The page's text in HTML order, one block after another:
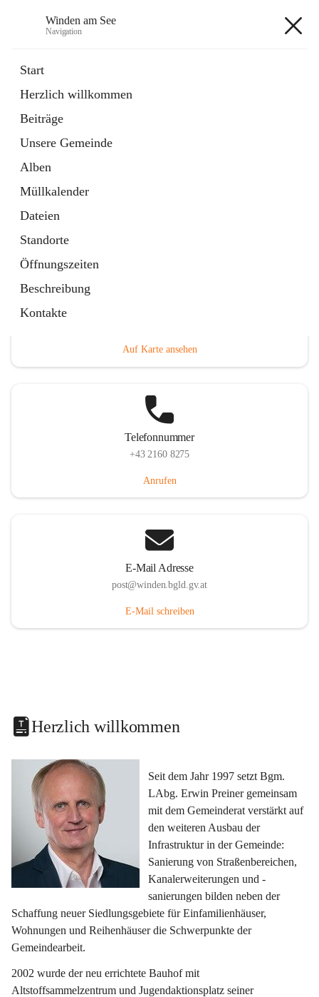
Winden am See
Navigation
Start
Herzlich willkommen
Beiträge
Unsere Gemeinde
Alben
Müllkalender
Dateien
Standorte
Öffnungszeiten
Beschreibung
Kontakte
Externe Webseite
in
Tab
Bebauungsplan
öffnet
in
neuem
Tab
Auf Karte ansehen
Telefonnummer
+43 2160 8275
Anrufen
E-Mail Adresse
post@winden.bgld.gv.at
E-Mail schreiben
Herzlich willkommen
Seit dem Jahr 1997 setzt Bgm.
LAbg. Erwin Preiner gemeinsam
mit dem Gemeinderat verstärkt auf
den weiteren Ausbau der
Infrastruktur in der Gemeinde:
Sanierung von Straßenbereichen,
Kanalerweiterungen und -
sanierungen bilden neben der
Schaffung neuer Siedlungsgebiete für Einfamilienhäuser,
Wohnungen und Reihenhäuser die Schwerpunkte der
Gemeindearbeit.
2002 wurde der neu errichtete Bauhof mit
Altstoffsammelzentrum und Jugendaktionsplatz seiner